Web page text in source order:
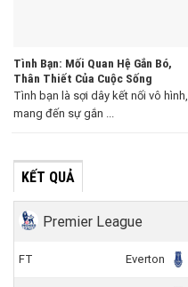
Tình Bạn: Mối Quan Hệ Gắn Bó,
Thân Thiết Của Cuộc Sống
Tình bạn là sợi dây kết nối vô hình,
mang đến sự gắn ...
KẾT QUẢ
Premier League
FT Everton